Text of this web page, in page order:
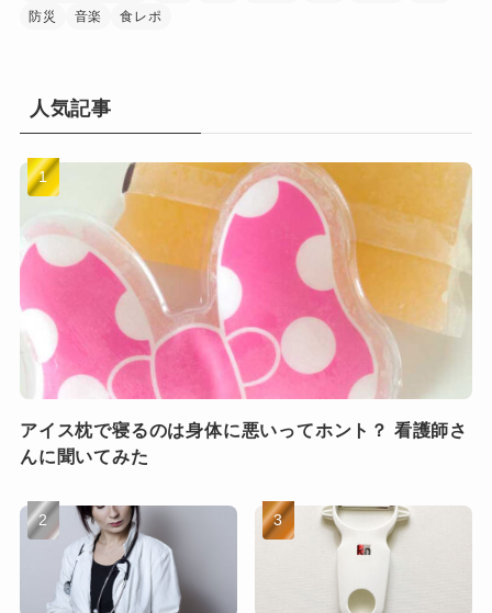
防災
音楽 食レポ
人気記事
アイス枕で寝るのは身体に悪いってホント？ 看護師さ
んに聞いてみた